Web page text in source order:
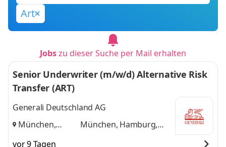
Art
Jobszu dieser Suche per Mail erhalten
Senior Underwriter (m/w/d) Alternative Risk
Transfer (ART)
Generali Deutschland AG
München,
München, Hamburg,
vor 9 Tagen